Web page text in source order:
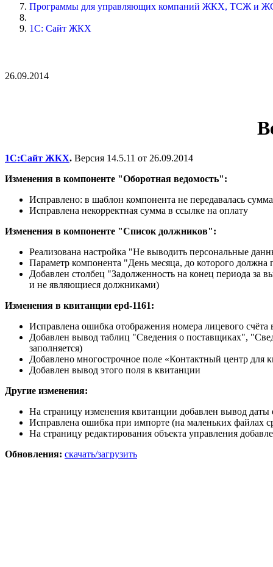
Программы для управляющих компаний ЖКХ, ТСЖ и
1С: Сайт ЖКХ
26.09.2014
1С:Сайт ЖКХ. Версия 14.5.11 от 26.09.2014
Изменения в компоненте "Оборотная ведомость":
Исправлено: в шаблон компонента не передавалась
Исправлена некорректная сумма в ссылке на оплату
Изменения в компоненте "Список должников":
Реализована настройка "Не выводить персональные
Параметр компонента "День месяца, до которого должна
Добавлен столбец "Задолженность на конец периода
и не являющиеся должниками)
Изменения в квитанции epd-1161:
Исправлена ошибка отображения номера лицевого
Добавлен вывод таблиц "Сведения о поставщиках",
заполняется)
Добавлено многострочное поле «Контактный центр для
Добавлен вывод этого поля в квитанции
Другие изменения:
На страницу изменения квитанции добавлен вывод
Исправлена ошибка при импорте (на маленьких файлах
На страницу редактирования объекта управления
Обновления: скачать/загрузить